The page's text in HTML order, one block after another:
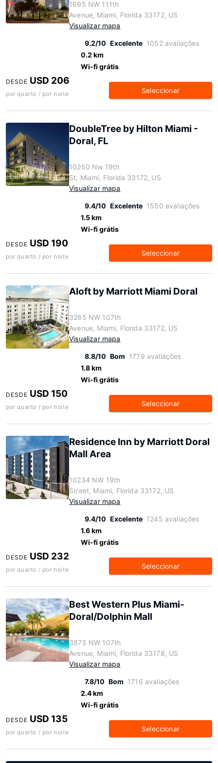
1695 NW 111th
Avenue, Miami, Florida 33172, US
Visualizar mapa
9.2/10 Excelente 1052 avaliações
0.2 km
Wi-fi grátis
DESDE USD 206
por quarto / por noite Seleccionar
DoubleTree by Hilton Miami -
Doral, FL
10250 Nw 19th
St, Miami, Florida 33172, US
Visualizar mapa
9.4/10 Excelente 1550 avaliações
1.5 km
Wi-fi grátis
DESDE USD 190
por quarto / por noite Seleccionar
Aloft by Marriott Miami Doral
3265 NW 107th
Avenue, Miami, Florida 33172, US
Visualizar mapa
8.8/10 Bom 1779 avaliações
1.8 km
Wi-fi grátis
DESDE USD 150
por quarto / por noite Seleccionar
Residence Inn by Marriott Doral
Mall Area
10234 NW 19th
Street, Miami, Florida 33172, US
Visualizar mapa
9.4/10 Excelente 1245 avaliações
1.6 km
Wi-fi grátis
DESDE USD 232
por quarto / por noite Seleccionar
Best Western Plus Miami-
Doral/Dolphin Mall
3875 NW 107th
Avenue, Miami, Florida 33178, US
Visualizar mapa
7.8/10 Bom 1716 avaliações
2.4 km
Wi-fi grátis
DESDE USD 135
por quarto / por noite Seleccionar